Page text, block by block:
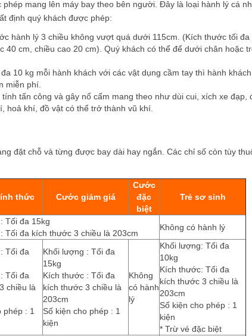
mang lên máy bay theo bên người. Đây là loại hành lý cá
định quý khách được phép:
hành lý 3 chiều không vượt quá dưới 115cm. (Kích thước tối đa
40 cm, chiều cao 20 cm). Quý khách có thể để dưới chân hoặc
10 kg mỗi hành khách với các vật dụng cầm tay thì hành
miễn phí.
tính tấn công và gây nổ cấm mang theo như dùi cui, xích xe đạp,
hoả khí, đồ vật có thể trở thành vũ khí.
đặt chỗ và từng được bay dài hay ngắn. Các chỉ số còn tùy
thức Cước giảm giá
Cước
đặc
biệt
Trẻ sơ sinh
Tối đa 15kg
Tối đa kích thước 3 chiều là 203cm
Không có hành lý
Tối đa
Tối đa
chiều là
phép : 1
Khối lượng : Tối đa
15kg
Kích thước : Tối đa
kích thước 3 chiều là
203cm
Số kiện cho phép : 1
kiện
Không
có hành
lý
Khối lượng: Tối đa
10kg
Kích thước: Tối đa
kích thước 3 chiều là
203cm
Số kiện cho phép : 1
kiện
* Trừ vé đặc biệt